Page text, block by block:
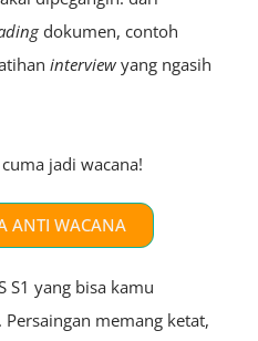
dokumen, contoh
interview yang ngasih
jadi wacana!
ANTI WACANA
S1 yang bisa kamu
memang ketat,